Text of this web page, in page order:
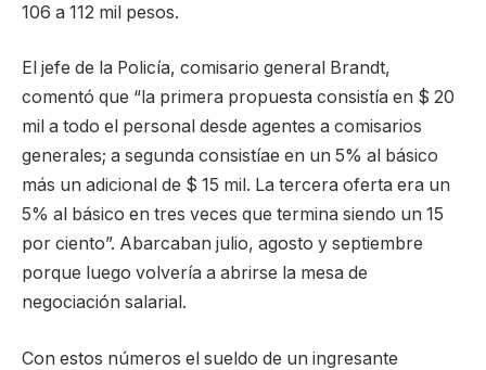
106 a 112 mil pesos.
El jefe de la Policía, comisario general Brandt,
comentó que “la primera propuesta consistía en $ 20
mil a todo el personal desde agentes a comisarios
generales; a segunda consistíae en un 5% al básico
más un adicional de $ 15 mil. La tercera oferta era un
5% al básico en tres veces que termina siendo un 15
por ciento”. Abarcaban julio, agosto y septiembre
porque luego volvería a abrirse la mesa de
negociación salarial.
Con estos números el sueldo de un ingresante